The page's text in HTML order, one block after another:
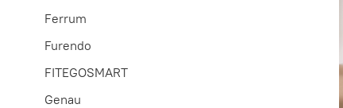
Ferrum
Furendo
FITEGOSMART
Genau